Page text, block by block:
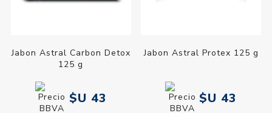
Jabon Astral Carbon Detox
125 g
$U 43
Jabon Astral Protex 125 g
$U 43